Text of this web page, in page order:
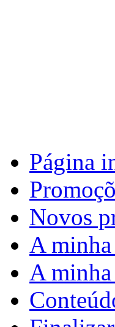
Página
Novos
A
A